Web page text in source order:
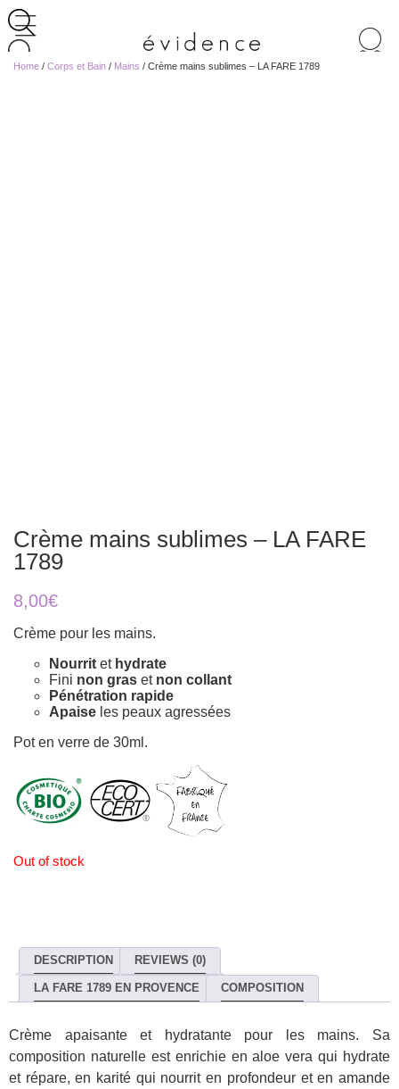
de
Home / Corps et Bain / Mains / Crème mains sublimes – LA FARE 1789
Crème mains sublimes – LA FARE
1789
8,00€
Crème pour les mains.
Nourrit et hydrate
Fini non gras et non collant
Pénétration rapide
Apaise les peaux agressées
Pot en verre de 30ml.
Out of stock
DESCRIPTION REVIEWS (0)
LA FARE 1789 EN PROVENCE COMPOSITION
Crème apaisante et hydratante pour les mains. Sa
composition naturelle est enrichie en aloe vera qui hydrate
et répare, en karité qui nourrit en profondeur et en amande